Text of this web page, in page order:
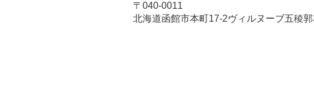
〒040-0011
北海道函館市本町17-2ヴィルヌーブ五稜